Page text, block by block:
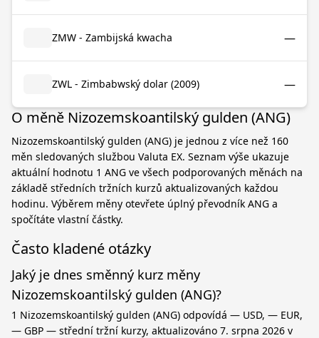
ZMW - Zambijská kwacha —
ZWL - Zimbabwský dolar (2009) —
O měně Nizozemskoantilský gulden (ANG)
Nizozemskoantilský gulden (ANG) je jednou z více než 160
měn sledovaných službou Valuta EX. Seznam výše ukazuje
aktuální hodnotu 1 ANG ve všech podporovaných měnách na
základě středních tržních kurzů aktualizovaných každou
hodinu. Výběrem měny otevřete úplný převodník ANG a
spočítáte vlastní částky.
Často kladené otázky
Jaký je dnes směnný kurz měny
Nizozemskoantilský gulden (ANG)?
1 Nizozemskoantilský gulden (ANG) odpovídá — USD, — EUR,
— GBP — střední tržní kurzy, aktualizováno 7. srpna 2026 v